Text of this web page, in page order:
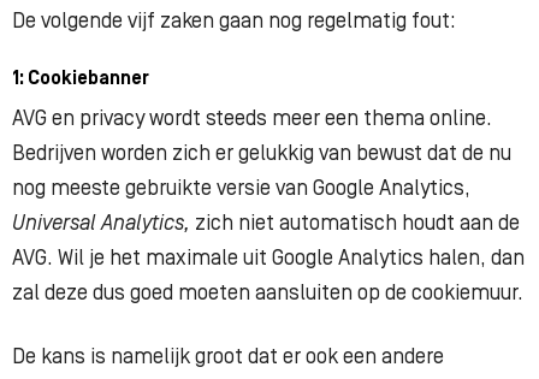
De volgende vijf zaken gaan nog regelmatig fout:
1: Cookiebanner
AVG en privacy wordt steeds meer een thema online.
Bedrijven worden zich er gelukkig van bewust dat de nu
nog meeste gebruikte versie van Google Analytics,
Universal Analytics, zich niet automatisch houdt aan de
AVG. Wil je het maximale uit Google Analytics halen, dan
zal deze dus goed moeten aansluiten op de cookiemuur.
De kans is namelijk groot dat er ook een andere